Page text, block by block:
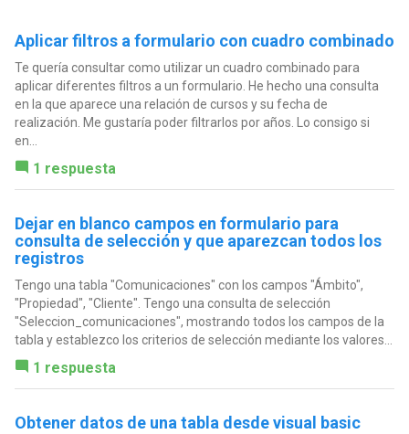
Aplicar filtros a formulario con cuadro combinado
Te quería consultar como utilizar un cuadro combinado para
aplicar diferentes filtros a un formulario. He hecho una consulta
en la que aparece una relación de cursos y su fecha de
realización. Me gustaría poder filtrarlos por años. Lo consigo si
en...
1 respuesta
Dejar en blanco campos en formulario para
consulta de selección y que aparezcan todos los
registros
Tengo una tabla "Comunicaciones" con los campos "Ámbito",
"Propiedad", "Cliente". Tengo una consulta de selección
"Seleccion_comunicaciones", mostrando todos los campos de la
tabla y establezco los criterios de selección mediante los valores...
1 respuesta
Obtener datos de una tabla desde visual basic